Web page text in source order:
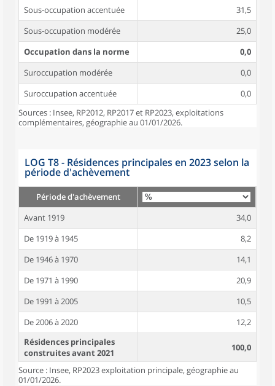
Sous-occupation accentuée
31,5
Sous-occupation modérée
25,0
Occupation dans la norme
0,0
Suroccupation modérée
0,0
Suroccupation accentuée
0,0
Sources : Insee, RP2012, RP2017 et RP2023, exploitations
complémentaires, géographie au 01/01/2026.
LOG T8 - Résidences principales en 2023 selon la
période d'achèvement
Période d'achèvement
Avant 1919
34,0
De 1919 à 1945
8,2
De 1946 à 1970
14,1
De 1971 à 1990
20,9
De 1991 à 2005
10,5
De 2006 à 2020
12,2
Résidences principales
construites avant 2021
100,0
Source : Insee, RP2023 exploitation principale, géographie au
01/01/2026.